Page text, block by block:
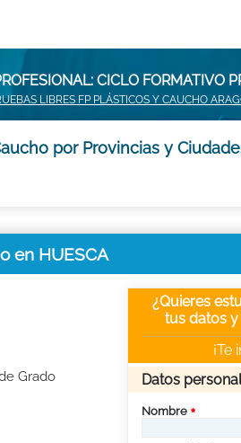
CICLO FORMATIVO
LIBRES FP PLÁSTICOS Y CAUCHO
por Provincias y
en HUESCA
Grado
¿Quieres
tus datos y
Datos
Nombre